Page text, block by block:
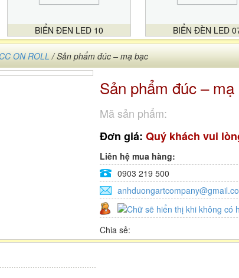
BIỂN ĐEN LED 10 BIỂN ĐÈN LED
ON ROLL/ Sản phẩm đúc – mạ bạc
Sản phẩm đúc – mạ
Mã sản phẩm:
Đơn giá: Quý khách vui
Liên hệ mua hàng:
0903 219 500
Chia sẻ: